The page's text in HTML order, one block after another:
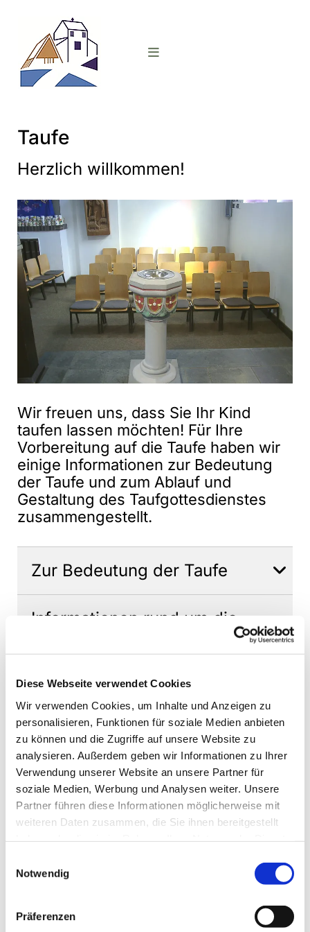
Diese Webseite verwendet Cookies
Wir verwenden Cookies, um Inhalte und Anzeigen zu
personalisieren, Funktionen für soziale Medien anbieten
zu können und die Zugriffe auf unsere Website zu
analysieren. Außerdem geben wir Informationen zu Ihrer
Verwendung unserer Website an unsere Partner für
soziale Medien, Werbung und Analysen weiter. Unsere
Partner führen diese Informationen möglicherweise mit
weiteren Daten zusammen, die Sie ihnen bereitgestellt
Notwendig
Präferenzen
Taufe
Herzlich willkommen!
Wir freuen uns, dass Sie Ihr Kind
taufen lassen möchten! Für Ihre
Vorbereitung auf die Taufe haben wir
einige Informationen zur Bedeutung
der Taufe und zum Ablauf und
Gestaltung des Taufgottesdienstes
zusammengestellt.
Zur Bedeutung der Taufe
Informationen rund um die
Ablauf
Taufsprüche
Terminübersicht
Tauf-Eltern/Paten-Abende 2026